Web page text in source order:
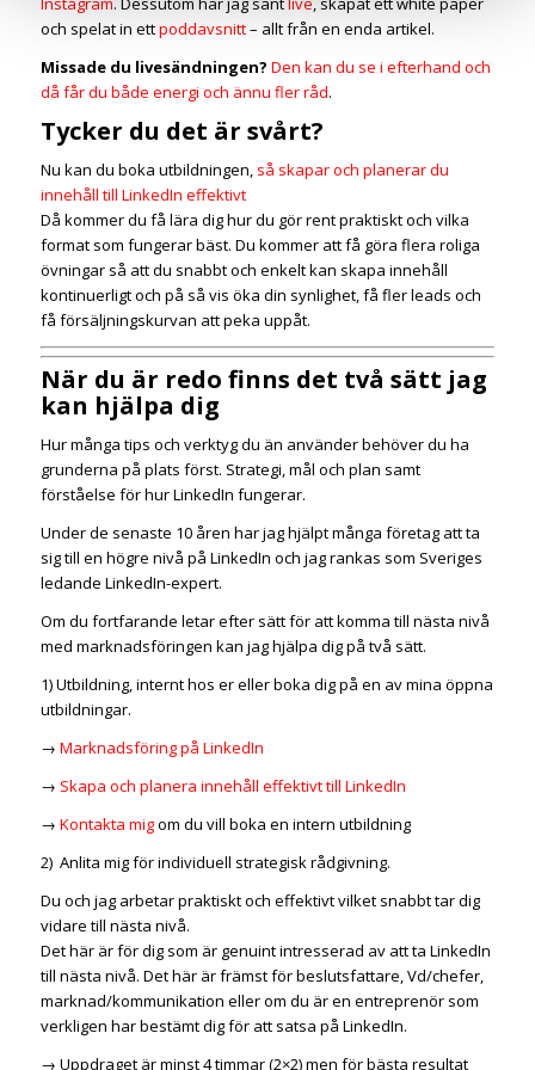
och spelat in ettpoddavsnitt– allt från en enda artikel.
Missade du livesändningen? Den kan du se i efterhand och
då får du både energi och ännu fler råd.
Tycker du det är svårt?
Nu kan du boka utbildningen, så skapar och planerar du
innehåll till LinkedIn effektivt
Då kommer du få lära dig hur du gör rent praktiskt och vilka
format som fungerar bäst. Du kommer att få göra flera roliga
övningar så att du snabbt och enkelt kan skapa innehåll
kontinuerligt och på så vis öka din synlighet, få fler leads och
få försäljningskurvan att peka uppåt.
När du är redo finns det två sätt jag
kan hjälpa dig
Hur många tips och verktyg du än använder behöver du ha
grunderna på plats först. Strategi, mål och plan samt
förståelse för hur LinkedIn fungerar.
Under de senaste 10 åren har jag hjälpt många företag att ta
sig till en högre nivå på LinkedIn och jag rankas som Sveriges
ledande LinkedIn-expert.
Om du fortfarande letar efter sätt för att komma till nästa nivå
med marknadsföringen kan jag hjälpa dig på två sätt.
1) Utbildning, internt hos er eller boka dig på en av mina öppna
utbildningar.
→ Marknadsföring på LinkedIn
→ Skapa och planera innehåll effektivt till LinkedIn
→ Kontakta migom du vill boka en intern utbildning
2) Anlita mig för individuell strategisk rådgivning.
Du och jag arbetar praktiskt och effektivt vilket snabbt tar dig
vidare till nästa nivå.
Det här är för dig som är genuint intresserad av att ta LinkedIn
till nästa nivå. Det här är främst för beslutsfattare, Vd/chefer,
marknad/kommunikation eller om du är en entreprenör som
verkligen har bestämt dig för att satsa på LinkedIn.
→ Uppdraget är minst 4 timmar (2×2) men för bästa resultat